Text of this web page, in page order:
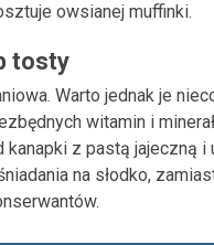
owsianej muffinki.
tosty
Warto jednak je
witamin i
z pastą jajeczną
na słodko,